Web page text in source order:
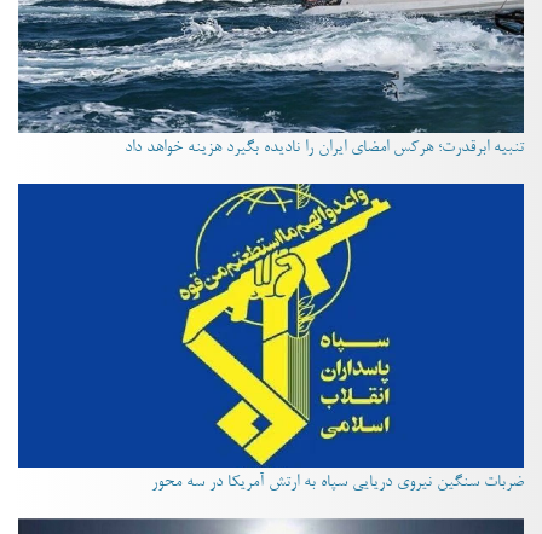
تنبیه ابرقدرت؛ هرکس امضای ایران را نادیده بگیرد هزینه خواهد داد
ضربات سنگین نیروی دریایی سپاه به ارتش آمریکا در سه محور